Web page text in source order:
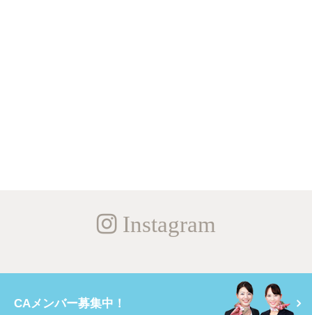
Instagram
CAメンバー募集中！